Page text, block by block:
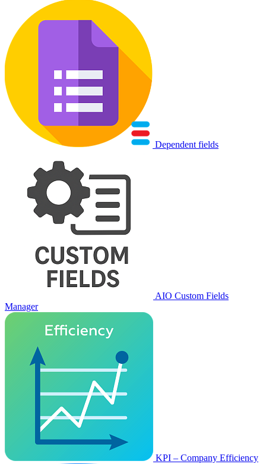
Dependent fields
AIO Custom Fields
Manager
KPI – Company Efficiency